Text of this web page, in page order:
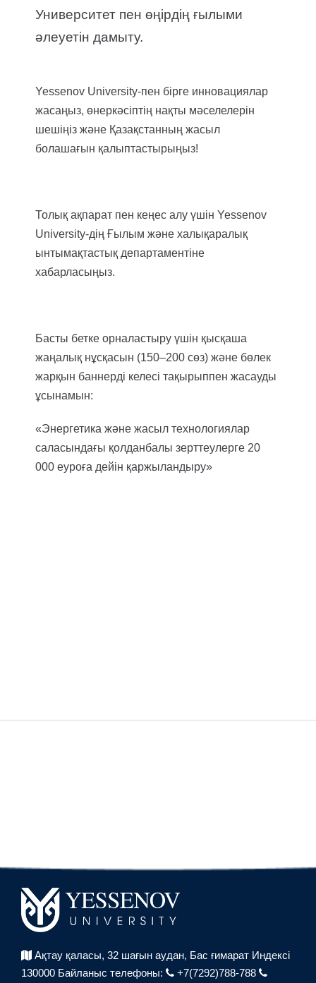
Университет пен өңірдің ғылыми
әлеуетін дамыту.
Yessenov University-пен бірге инновациялар
жасаңыз, өнеркәсіптің нақты мәселелерін
шешіңіз және Қазақстанның жасыл
болашағын қалыптастырыңыз!
Толық ақпарат пен кеңес алу үшін Yessenov
University-дің Ғылым және халықаралық
ынтымақтастық департаментіне
хабарласыңыз.
Басты бетке орналастыру үшін қысқаша
жаңалық нұсқасын (150–200 сөз) және бөлек
жарқын баннерді келесі тақырыппен жасауды
ұсынамын:
«Энергетика және жасыл технологиялар
саласындағы қолданбалы зерттеулерге 20
000 еуроға дейін қаржыландыру»
Ақтау қаласы, 32 шағын аудан, Бас ғимарат Индексі
130000 Байланыс телефоны:
+7(7292)788-788